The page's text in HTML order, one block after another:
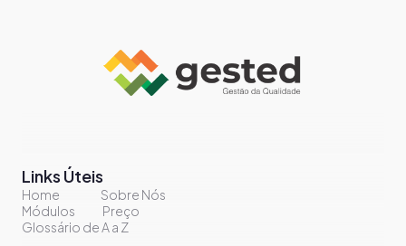
Links Úteis
Home
Sobre Nós
Módulos
Preço
Glossário de A a Z